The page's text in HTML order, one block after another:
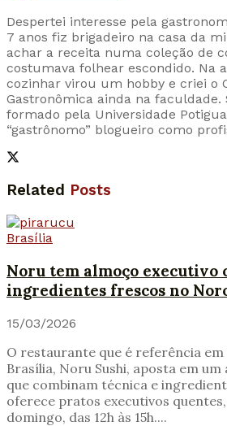
Despertei interesse pela
7 anos fiz brigadeiro na casa da
achar a receita numa coleção de
costumava folhear escondido. Na
cozinhar virou um hobby e criei o
Gastronômica ainda na faculdade.
formado pela Universidade
“gastrônomo” blogueiro como
Related Posts
Brasília
Noru tem almoço executivo
ingredientes frescos no
15/03/2026
O restaurante que é referência
Brasília, Noru Sushi, aposta em
que combinam técnica e
oferece pratos executivos
domingo, das 12h às 15h....